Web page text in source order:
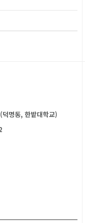
명동, 한밭대학교)